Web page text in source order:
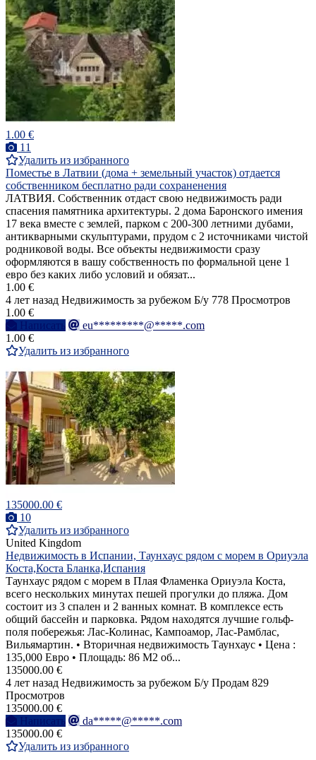
1.00 €
11
Удалить из избранного
Поместье в Латвии (дома + земельный участок) отдается
собственником бесплатно ради сохраненения
ЛАТВИЯ. Собственник отдаст свою недвижимость ради
спасения памятника архитектуры. 2 дома Баронского имения
17 века вместе с землей, парком с 200-300 летними дубами,
антикварными скульптурами, прудом с 2 источниками чистой
родниковой воды. Все объекты недвижимости сразу
оформляются в вашу собственность по формальной цене 1
евро без каких либо условий и обязат...
1.00 €
4 лет назад Недвижимость за рубежом Б/у 778 Просмотров
1.00 €
Написать
eu*********@*****.com
1.00 €
Удалить из избранного
135000.00 €
10
Удалить из избранного
United Kingdom
Недвижимость в Испании, Таунхаус рядом с морем в Ориуэла
Коста,Коста Бланка,Испания
Таунхаус рядом с морем в Плая Фламенка Ориуэла Коста,
всего нескольких минутах пешей прогулки до пляжа. Дом
состоит из 3 спален и 2 ванных комнат. В комплексе есть
общий бассейн и парковка. Рядом находятся лучшие гольф-
поля побережья: Лас-Колинас, Кампоамор, Лас-Рамблас,
Вильямартин. • Вторичная недвижимость Таунхаус • Цена :
135,000 Евро • Площадь: 86 M2 об...
135000.00 €
4 лет назад Недвижимость за рубежом Б/у Продам 829
Просмотров
135000.00 €
Написать
da*****@*****.com
135000.00 €
Удалить из избранного